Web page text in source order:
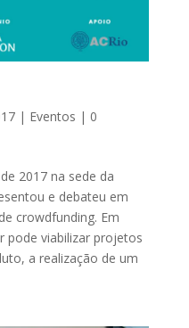
| Eventos | 0
2017 na sede da
e debateu em
crowdfunding. Em
pode viabilizar projetos
a realização de um